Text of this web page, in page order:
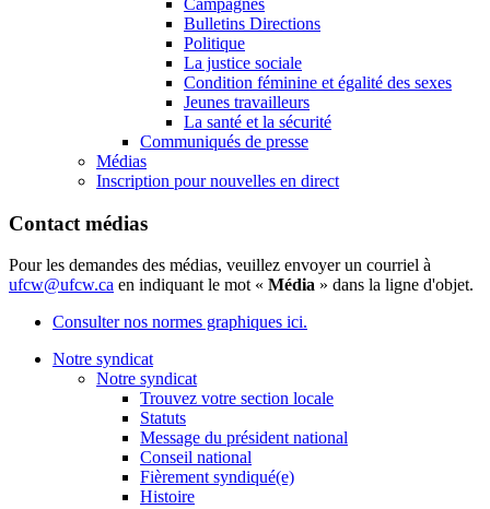
Campagnes
Bulletins Directions
Politique
La justice sociale
Condition féminine et égalité des sexes
Jeunes travailleurs
La santé et la sécurité
Communiqués de presse
Médias
Inscription pour nouvelles en direct
Contact médias
Pour les demandes des médias, veuillez envoyer un courriel à
ufcw@ufcw.ca en indiquant le mot « Média » dans la ligne d'objet.
Consulter nos normes graphiques ici.
Notre syndicat
Notre syndicat
Trouvez votre section locale
Statuts
Message du président national
Conseil national
Fièrement syndiqué(e)
Histoire